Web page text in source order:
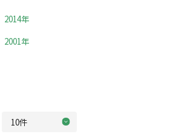
2014年
2001年